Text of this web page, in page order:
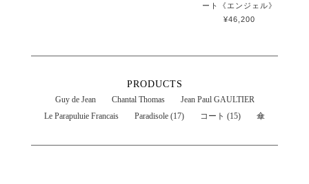
ート《エンジェル》
¥46,200
PRODUCTS
Guy de Jean Chantal Thomas
Jean Paul GAULTIER
Le Parapuluie Francais
Paradisole (17) コート (15) 傘